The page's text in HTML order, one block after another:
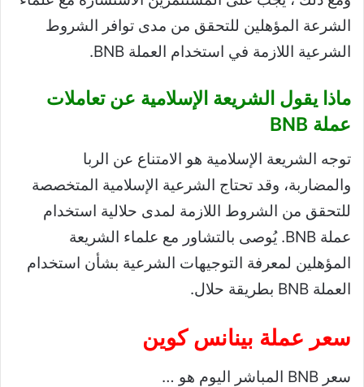
الشرعة المؤهلين للتحقق من مدى توافر الشروط
الشرعية اللازمة في استخدام العملة BNB.
ماذا يقول الشريعة الإسلامية عن تعاملات
عملة BNB
توجه الشريعة الإسلامية هو الامتناع عن الربا
والمضاربة، وقد تحتاج الشرعية الإسلامية المتخصصة
للتحقق من الشروط اللازمة لمدى حلالية استخدام
عملة BNB. يُوصى بالتشاور مع علماء الشريعة
المؤهلين لمعرفة التوجيهات الشرعية بشأن استخدام
العملة BNB بطريقة حلال.
سعر عملة بينانس كوين
سعر BNB المباشر اليوم هو …